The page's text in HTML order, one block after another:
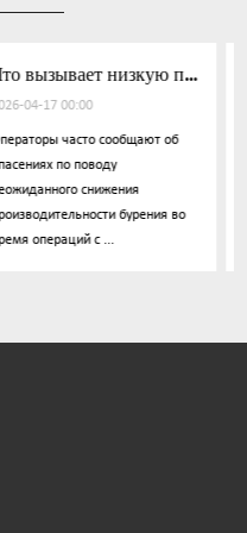
2026-04-10 00:00
Низкая скорость проходки
является одной из наиболее
обсуждаемых проблем среди
операторов бурения. Многие
пользователи...